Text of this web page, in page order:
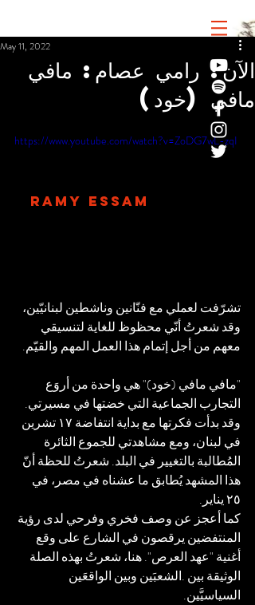
RAMY ESSAM
الآن! رامي عصام: مافي
مافي (خود)
May 11, 2022
https://www.youtube.com/watch?v=ZoDG7wL-zqI
تشرّفت لعملي مع فنّانين وناشطين لبنانيّين،
وقد شعرتُ أنّي محظوظ للغاية لتنسيقي
معهم من أجل إتمام هذا العمل المهم والقيّم.
"مافي مافي (خود)" هي واحدة من أروَع
التجارب الجماعية التي خضتها في مسيرتي.
وقد بدأت فكرتها مع بداية انتفاضة ١٧ تشرين
في لبنان، ومع مشاهدتي للجموع الثائرة
المُطالبة بالتغيير في البلد. شعرتُ للحظة أنّ
هذا المشهد يُطابق ما عشناه في مصر، في
٢٥ يناير.
كما أعجز عن وصف فخري وفرحي لدى رؤية
المنتفضين يرقصون في الشارع على وقع
أغنية "عهد العرص". هنا، شعرتُ بهذه الصلة
الوثيقة بين .الشعبَين وبين الواقعَين
السياسيَّين.